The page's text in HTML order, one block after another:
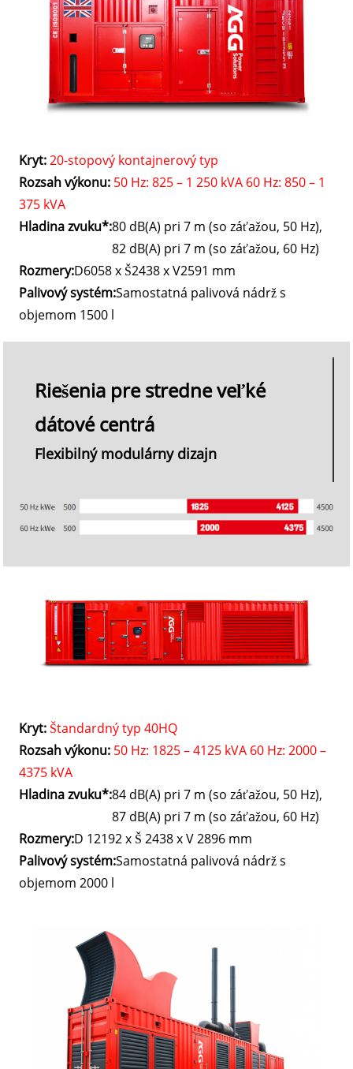
Kryt: 20-stopový kontajnerový typ
Rozsah výkonu: 50 Hz: 825 – 1 250 kVA 60 Hz: 850 – 1
375 kVA
Hladina zvuku*:80 dB(A) pri 7 m (so záťažou, 50 Hz),
82 dB(A) pri 7 m (so záťažou, 60 Hz)
Rozmery:D6058 x Š2438 x V2591 mm
Palivový systém:Samostatná palivová nádrž s
objemom 1500 l
Riešenia pre stredne veľké
dátové centrá
Flexibilný modulárny dizajn
Kryt: Štandardný typ 40HQ
Rozsah výkonu: 50 Hz: 1825 – 4125 kVA 60 Hz: 2000 –
4375 kVA
Hladina zvuku*:84 dB(A) pri 7 m (so záťažou, 50 Hz),
87 dB(A) pri 7 m (so záťažou, 60 Hz)
Rozmery:D 12192 x Š 2438 x V 2896 mm
Palivový systém:Samostatná palivová nádrž s
objemom 2000 l